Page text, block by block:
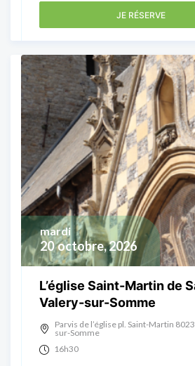
JE RÉSERVE
20 octobre, 2026
mardi
L’église Saint-Martin de
Valery-sur-Somme
Parvis de l’église pl. Saint-Martin
sur-Somme
16h30